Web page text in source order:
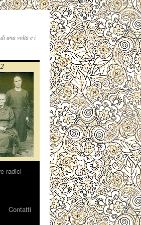
una volta e i
radici
Contatti